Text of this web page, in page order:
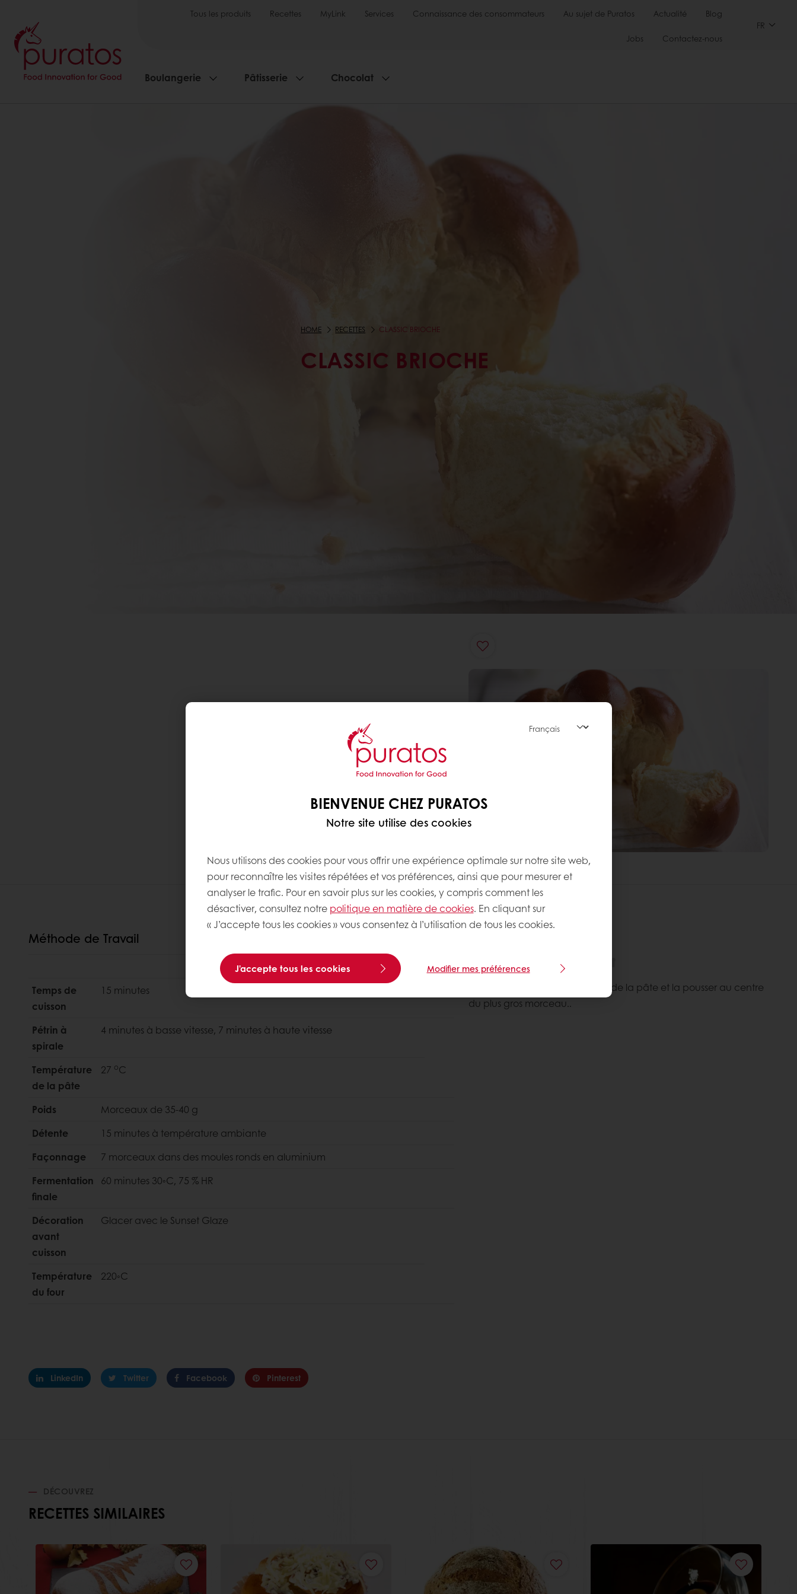
Tous les produits Recettes MyLink Services Connaissance des consommateurs Au sujet de Puratos Actualité Blog
Jobs Contactez-nous
FR
Boulangerie Pâtisserie Chocolat
HOME RECETTES CLASSIC BRIOCHE
CLASSIC BRIOCHE
Méthode de Travail
Temps de
cuisson
15 minutes
Pétrin à
spirale
4 minutes à basse vitesse, 7 minutes à haute vitesse
Température
de la pâte
27 oC
Poids
Morceaux de 35-40 g
Détente
15 minutes à température ambiante
Façonnage
7 morceaux dans des moules ronds en aluminium
Fermentation
finale
60 minutes 30◦C, 75 % HR
Décoration
avant
cuisson
Glacer avec le Sunset Glaze
Température
du four
220◦C
LinkedIn Twitter Facebook Pinterest
Niveau de complexité
Former une boule avec un tiers de la pâte et la pousser au centre
du plus gros morceau..
DÉCOUVREZ
RECETTES SIMILAIRES
BIENVENUE CHEZ PURATOS
Notre site utilise des cookies
Nous utilisons des cookies pour vous offrir une expérience optimale sur notre site web,
pour reconnaître les visites répétées et vos préférences, ainsi que pour mesurer et
analyser le trafic. Pour en savoir plus sur les cookies, y compris comment les
désactiver, consultez notre politique en matière de cookies. En cliquant sur
« J’accepte tous les cookies » vous consentez à l’utilisation de tous les cookies.
J'accepte tous les cookies Modifier mes préférences